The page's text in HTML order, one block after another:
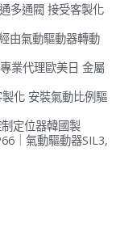
多通閥 接受客製化
由氣動驅動器轉動
業代理歐美日 金屬
化 安裝氣動比例驅
定位器韓國製
｜氣動驅動器SIL3,